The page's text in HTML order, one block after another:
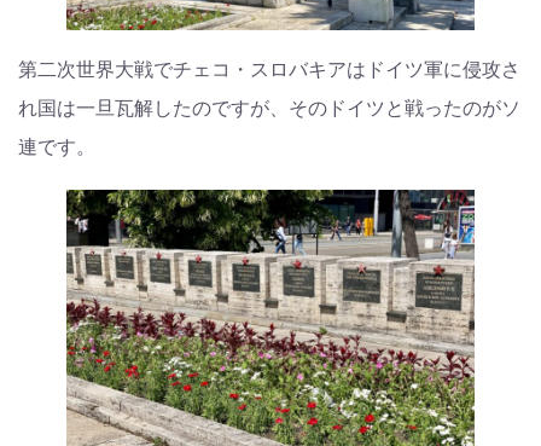
第二次世界大戦でチェコ・スロバキアはドイツ軍に侵攻さ
れ国は一旦瓦解したのですが、そのドイツと戦ったのがソ
連です。